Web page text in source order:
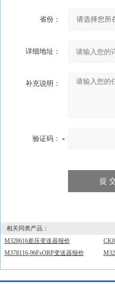
省份：
详细地址：
补充说明：
验证码：
相关同类产品：
M328616差压变送器报价
M378116-96FsORP变送器报价